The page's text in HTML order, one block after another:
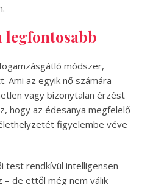
legfontosabb
módszer,
Ami az egyik nő számára
vagy bizonytalan érzést
hogy az édesanya megfelelő
figyelembe véve
test rendkívül intelligensen
– de ettől még nem válik